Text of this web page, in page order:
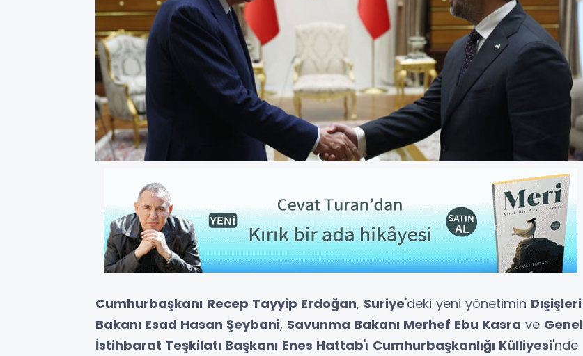
Cumhurbaşkanı Recep Tayyip Erdoğan, Suriye'deki yeni yönetimin Dışişleri
Bakanı Esad Hasan Şeybani, Savunma Bakanı Merhef Ebu Kasra ve Genel
İstihbarat Teşkilatı Başkanı Enes Hattab'ı Cumhurbaşkanlığı Külliyesi'nde